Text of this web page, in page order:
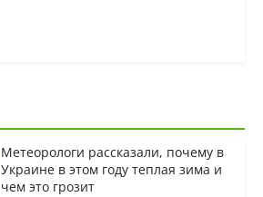
Метеорологи рассказали, почему в
Украине в этом году теплая зима и
чем это грозит